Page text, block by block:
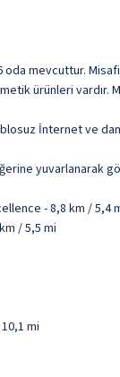
mevcuttur.
ürünleri
İnternet ve
yuvarlanarak
- 8,8 km / 5,4
/ 5,5 mi
mi